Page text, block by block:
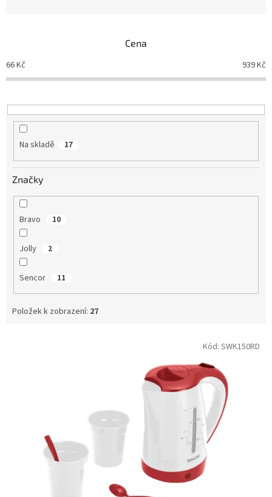
o
d
k
t
Cena
66Kč 939Kč
Na skladě 17
Značky
Bravo 10
Jolly 2
Sencor 11
Položek k zobrazení: 27
Kód: SWK150RD